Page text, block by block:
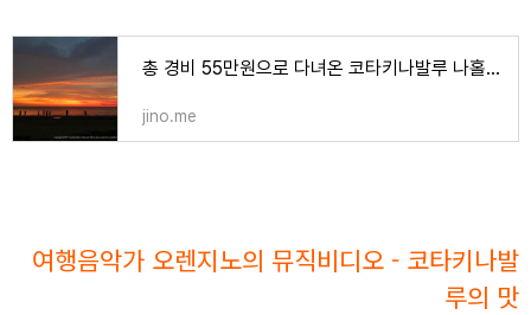
총 경비 55만원으로 다녀온 코타키나발루 나홀로 자유여행 후기 한번에 보기
jino.me
여행음악가 오렌지노의 뮤직비디오 - 코타키나발
루의 맛